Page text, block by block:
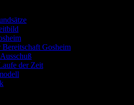
Bereitschaft Gosheim
der Zeit